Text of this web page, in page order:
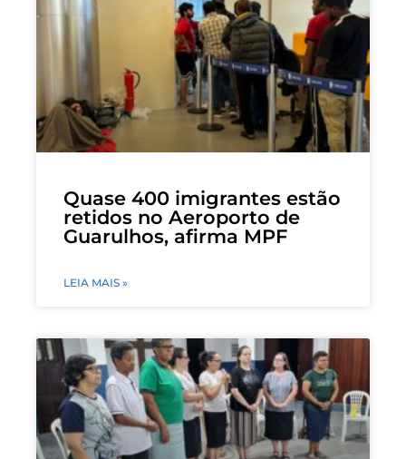
Quase 400 imigrantes estão
retidos no Aeroporto de
Guarulhos, afirma MPF
LEIA MAIS »